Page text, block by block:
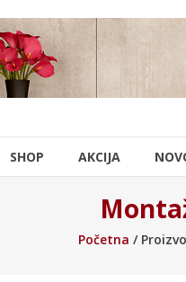
SHOP AKCIJA
Početna /